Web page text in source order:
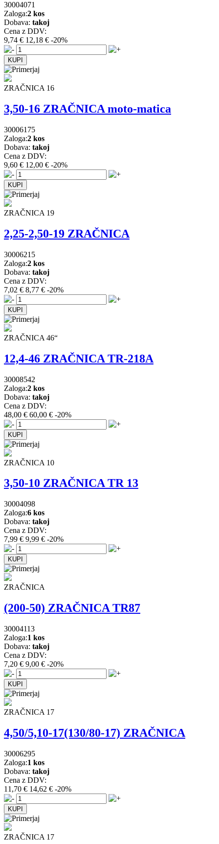
30004071
Zaloga:2 kos
Dobava: takoj
Cena z DDV:
9,74 € 12,18 € -20%
ZRAČNICA 16
3,50-16 ZRAČNICA moto-matica
30006175
Zaloga:2 kos
Dobava: takoj
Cena z DDV:
9,60 € 12,00 € -20%
ZRAČNICA 19
2,25-2,50-19 ZRAČNICA
30006215
Zaloga:2 kos
Dobava: takoj
Cena z DDV:
7,02 € 8,77 € -20%
ZRAČNICA 46“
12,4-46 ZRAČNICA TR-218A
30008542
Zaloga:2 kos
Dobava: takoj
Cena z DDV:
48,00 € 60,00 € -20%
ZRAČNICA 10
3,50-10 ZRAČNICA TR 13
30004098
Zaloga:6 kos
Dobava: takoj
Cena z DDV:
7,99 € 9,99 € -20%
ZRAČNICA
(200-50) ZRAČNICA TR87
30004113
Zaloga:1 kos
Dobava: takoj
Cena z DDV:
7,20 € 9,00 € -20%
ZRAČNICA 17
4,50/5,10-17(130/80-17) ZRAČNICA
30006295
Zaloga:1 kos
Dobava: takoj
Cena z DDV:
11,70 € 14,62 € -20%
ZRAČNICA 17